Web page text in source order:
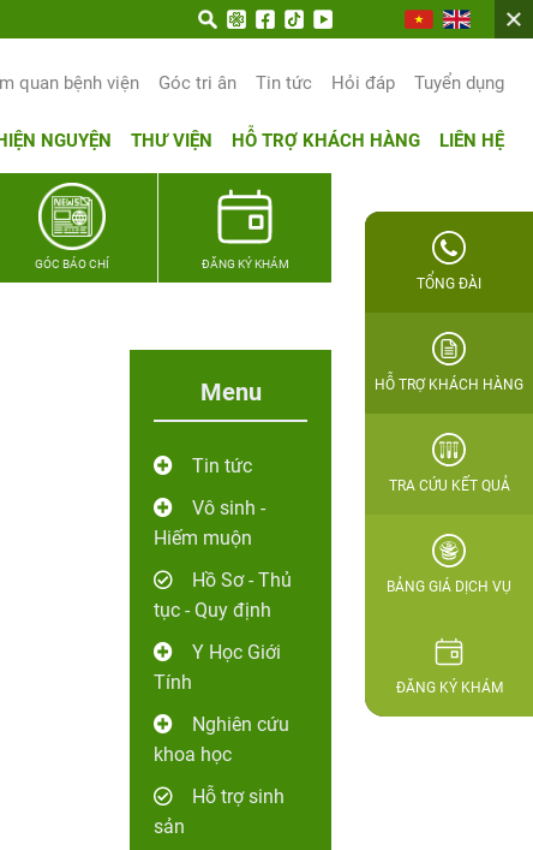
quan bệnh viện Góc tri ân Tin tức Hỏi đáp Tuyển dụng
NGUYỆN THƯ VIỆN HỖ TRỢ KHÁCH HÀNG LIÊN HỆ
GÓC BÁO CHÍ ĐĂNG KÝ KHÁM
Menu
Tin tức
Vô sinh -
Hiếm muộn
Hồ Sơ - Thủ
tục - Quy định
Y Học Giới
Tính
Nghiên cứu
khoa học
Hỗ trợ sinh
sản
TỔNG ĐÀI
HỖ TRỢ KHÁCH HÀNG
TRA CỨU KẾT QUẢ
BẢNG GIÁ DỊCH VỤ
ĐĂNG KÝ KHÁM